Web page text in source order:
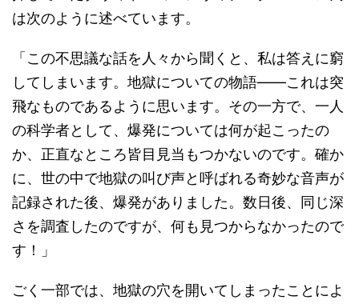
は次のように述べています。
「この不思議な話を人々から聞くと、私は答えに窮
してしまいます。地獄についての物語――これは突
飛なものであるように思います。その一方で、一人
の科学者として、爆発については何が起こったの
か、正直なところ皆目見当もつかないのです。確か
に、世の中で地獄の叫び声と呼ばれる奇妙な音声が
記録された後、爆発がありました。数日後、同じ深
さを調査したのですが、何も見つからなかったので
す！」
ごく一部では、地獄の穴を開いてしまったことによ